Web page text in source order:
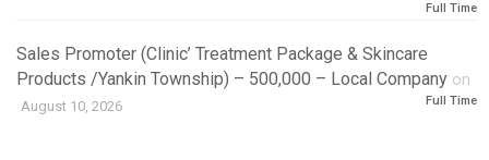
Full Time
Sales Promoter (Clinic’ Treatment Package & Skincare
Products /Yankin Township) – 500,000 – Local Company on
August 10, 2026 Full Time